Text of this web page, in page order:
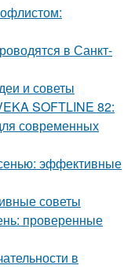
в Санкт-
и советы
SOFTLINE 82:
современных
эффективные
советы
проверенные
в